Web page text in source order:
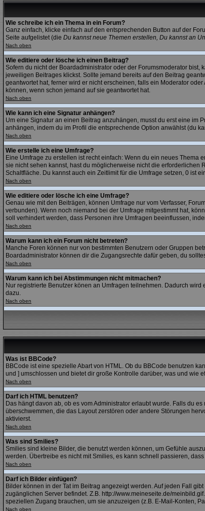
Wie schreibe ich ein Thema in ein Forum?
Ganz einfach, klicke einfach auf den entsprechenden Button auf der
Seite aufgelistet (die Du kannst neue Themen erstellen, Du kannst an
Nach oben
Wie editiere oder lösche ich einen Beitrag?
Sofern du nicht der Boardadministrator oder der Forumsmoderator
jeweiligen Beitrages klickst. Sollte jemand bereits auf den Beitrag
geantwortet hat, ferner wird er nicht erscheinen, falls ein Moderator
können, wenn schon jemand auf sie geantwortet hat.
Nach oben
Wie kann ich eine Signatur anhängen?
Um eine Signatur an einen Beitrag anzuhängen, musst du erst eine im
anhängen, indem du im Profil die entsprechende Option anwählst (du
Nach oben
Wie erstelle ich eine Umfrage?
Eine Umfrage zu erstellen ist recht einfach: Wenn du ein neues
sie nicht sehen kannst, hast du möglicherweise nicht die
Schaltfläche. Du kannst auch ein Zeitlimit für die Umfrage setzen, 0 ist
Nach oben
Wie editiere oder lösche ich eine Umfrage?
Genau wie mit den Beiträgen, können Umfrage nur vom Verfasser,
verbunden). Wenn noch niemand bei der Umfrage mitgestimmt hat,
soll verhindert werden, dass Personen ihre Umfragen beeinflussen,
Nach oben
Warum kann ich ein Forum nicht betreten?
Manche Foren können nur von bestimmten Benutzern oder Gruppen
Boardadministrator können dir die Zugangsrechte dafür geben, du
Nach oben
Warum kann ich bei Abstimmungen nicht mitmachen?
Nur registrierte Benutzer könen an Umfragen teilnehmen. Dadurch
dazu.
Nach oben
Was ist BBCode?
BBCode ist eine spezielle Abart von HTML. Ob du BBCode benutzen
und ] umschlossen und bietet dir große Kontrolle darüber, was und wie
Nach oben
Darf ich HTML benutzen?
Das hängt davon ab, ob es vom Administrator erlaubt wurde. Falls du
überschwemmen, die das Layout zerstören oder andere Störungen
aktivierst.
Nach oben
Was sind Smilies?
Smilies sind kleine Bilder, die benutzt werden können, um Gefühle
werden. Übertreibe es nicht mit Smilies, es kann schnell passieren,
Nach oben
Darf ich Bilder einfügen?
Bilder können in der Tat im Beitrag angezeigt werden. Auf jeden Fall
zugänglichen Server befindet. Z.B. http://www.meineseite.de/
speziellen Zugang brauchen, um sie anzuzeigen (z.B. E-Mail-Konten,
Nach oben